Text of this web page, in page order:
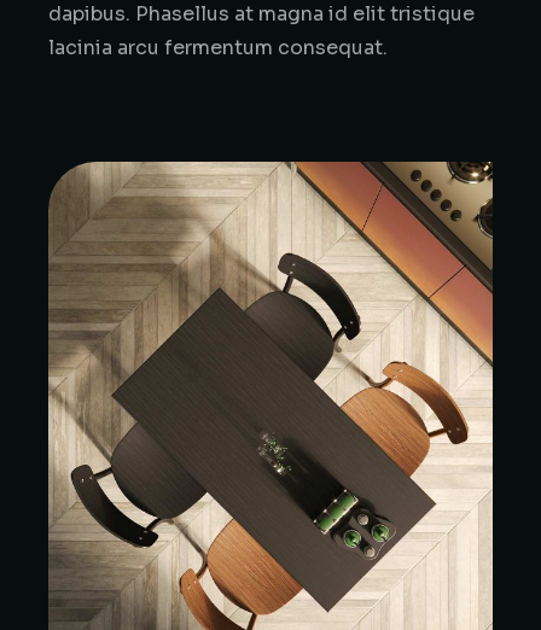
dapibus. Phasellus at magna id elit tristique
lacinia arcu fermentum consequat.